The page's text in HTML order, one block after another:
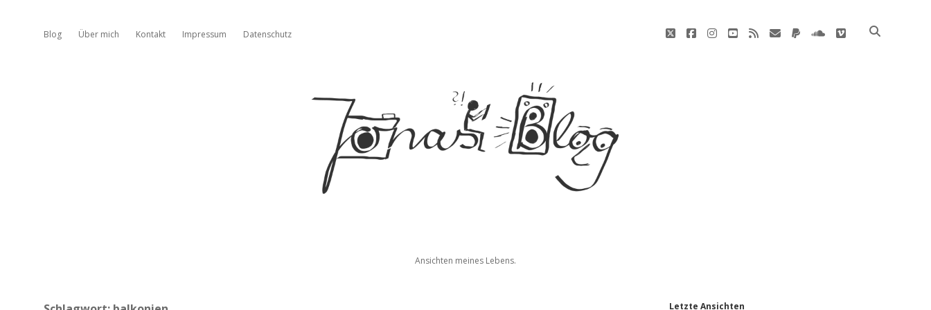
Blog Über mich Kontakt Impressum Datenschutz twitterfacebookinstagram
youtube
rss E-
paypalsoundcloud
vimeo
Jonas'
Ansichten meines Lebens.
Letzte Ansichten